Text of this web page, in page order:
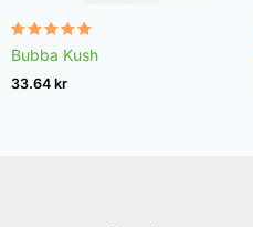
Vurderet
4.96
ud af 5
Bubba Kush
33.64 kr